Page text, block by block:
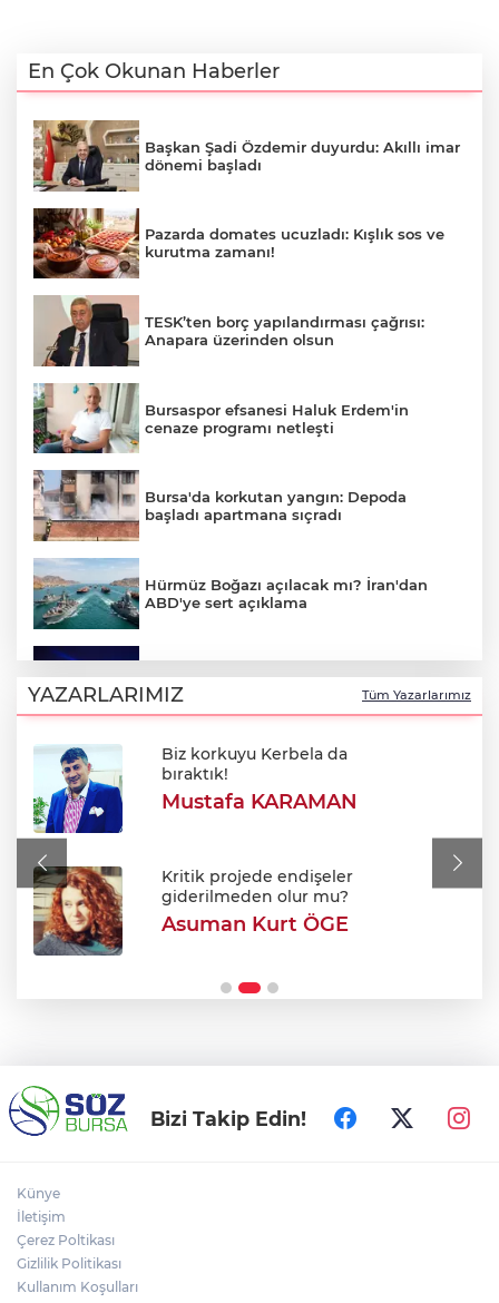
En Çok Okunan Haberler
Başkan Şadi Özdemir duyurdu: Akıllı imar
dönemi başladı
Pazarda domates ucuzladı: Kışlık sos ve
kurutma zamanı!
TESK’ten borç yapılandırması çağrısı:
Anapara üzerinden olsun
Bursaspor efsanesi Haluk Erdem'in
cenaze programı netleşti
Bursa'da korkutan yangın: Depoda
başladı apartmana sıçradı
Hürmüz Boğazı açılacak mı? İran'dan
ABD'ye sert açıklama
heyecanı: Işıklar sönecek!
700. yıl coşkusu Keles'i sardı: Dev
şenlikte unutulmaz gün!
Bursa’da Sunroof’lu cami ilgi odağı oldu!
YAZARLARIMIZ Tüm Yazarlarımız
Biz korkuyu Kerbela da
bıraktık!
Mustafa KARAMAN
Kritik projede endişeler
giderilmeden olur mu?
Asuman Kurt ÖGE
Bizi Takip Edin!
Künye
İletişim
Çerez Poltikası
Gizlilik Politikası
Kullanım Koşulları